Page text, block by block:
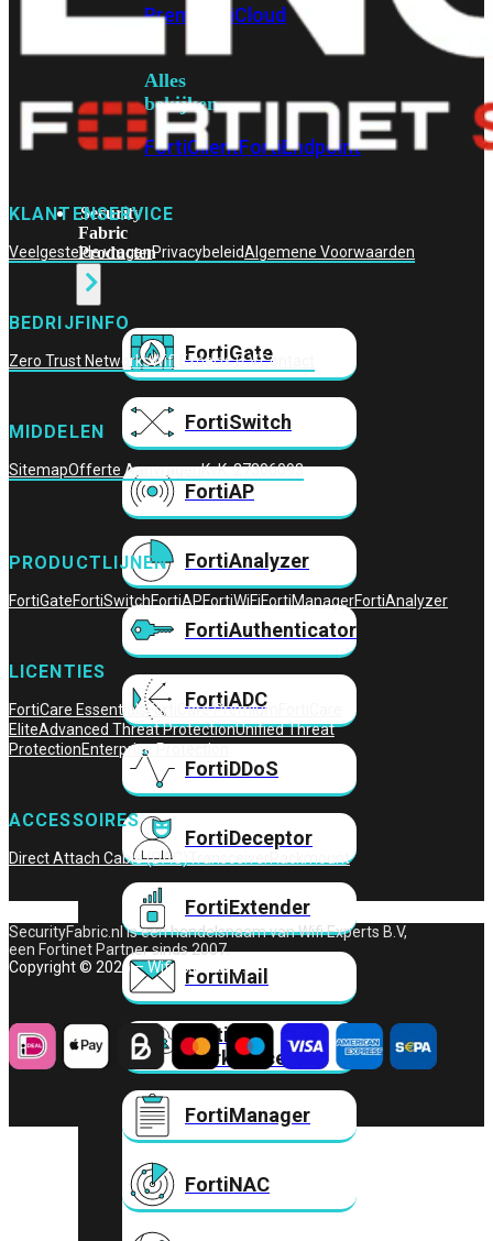
Prem
FortiCloud
Alles
bekijken
FortiClientFortiEndpoint
Security
Fabric
Producten
FortiGate
FortiSwitch
FortiAP
FortiAnalyzer
FortiAuthenticator
FortiADC
FortiDDoS
FortiDeceptor
FortiExtender
FortiMail
FortiMail
Workspace
FortiManager
FortiNAC
KLANTENSERVICE
Veelgestelde vragenPrivacybeleidAlgemene Voorwaarden
BEDRIJFINFO
Zero Trust NetworksWifi Experts B.V.Contact
MIDDELEN
SitemapOfferte AanvragenKvK: 27306093
PRODUCTLIJNEN
FortiGateFortiSwitchFortiAPFortiWiFiFortiManagerFortiAnalyzer
LICENTIES
FortiCare EssentialsFortiCare Premium
EliteAdvanced Threat ProtectionUnified Threat
ProtectionEnterprise Protection
ACCESSOIRES
Direct Attach Cable (DAC)TransceiverRackmount
SecurityFabric.nl is een handelsnaam van Wifi Experts B.V,
een Fortinet Partner sinds 2007.
Copyright © 2026 – Wifi Experts B.V.